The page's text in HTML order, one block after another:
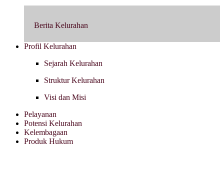
Berita Kelurahan
Profil Kelurahan
Sejarah Kelurahan
Struktur Kelurahan
Visi dan Misi
Pelayanan
Potensi Kelurahan
Kelembagaan
Produk Hukum